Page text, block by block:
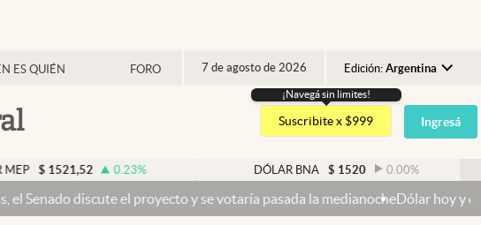
ES QUIÉN FORO 7 de agosto de 2026 Edición: Argentina
Argentina
España
USA
¡Navegá sin limites!
Suscribite x $999 Ingresá
0.23% $ 1520 0.00%
el proyecto y se votaría pasada la medianocheDólar hoy y dólar blue hoy: